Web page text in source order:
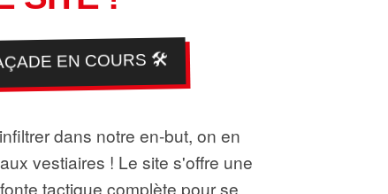
EN COURS 🛠️
dans notre en-but, on en
vestiaires ! Le site s'offre une
tactique complète pour se